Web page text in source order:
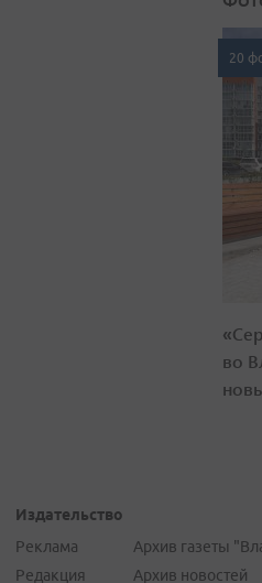
20
во
Издательство
Реклама
Редакция
Архив газеты
Архив новостей